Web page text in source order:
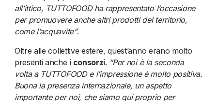
all’ittico, TUTTOFOOD ha rappresentato l’occasione
per promuovere anche altri prodotti del territorio,
come l’acquavite”.
Oltre alle collettive estere, quest’anno erano molto
presenti anche i consorzi. “Per noi è la seconda
volta a TUTTOFOOD e l’impressione è molto positiva.
Buona la presenza internazionale, un aspetto
importante per noi, che siamo qui proprio per